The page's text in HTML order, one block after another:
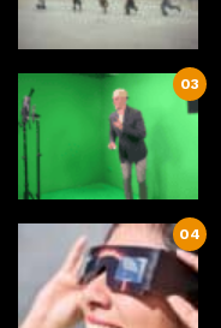
03
04